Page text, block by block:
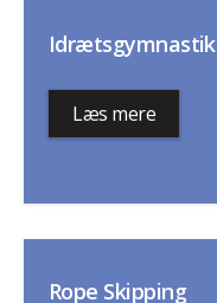
Idrætsgymnastik
Læs mere
Rope Skipping